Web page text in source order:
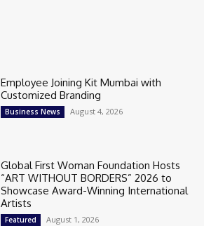
Employee Joining Kit Mumbai with
Customized Branding
Business News August 4, 2026
Global First Woman Foundation Hosts
“ART WITHOUT BORDERS” 2026 to
Showcase Award-Winning International
Artists
Featured August 1, 2026